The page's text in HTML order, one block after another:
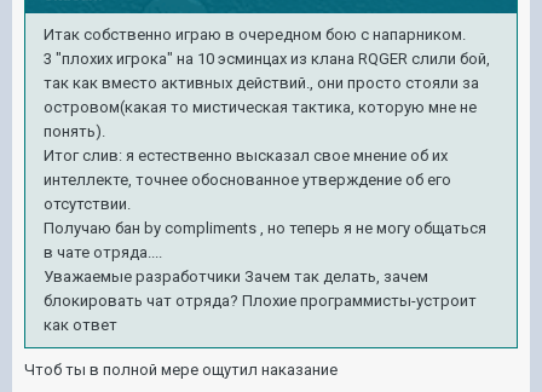
Итак собственно играю в очередном бою с напарником.
3 "плохих игрока" на 10 эсминцах из клана RQGER слили бой,
так как вместо активных действий., они просто стояли за
островом(какая то мистическая тактика, которую мне не
понять).
Итог слив: я естественно высказал свое мнение об их
интеллекте, точнее обоснованное утверждение об его
отсутствии.
Получаю бан by compliments , но теперь я не могу общаться
в чате отряда....
Уважаемые разработчики Зачем так делать, зачем
блокировать чат отряда? Плохие программисты-устроит
как ответ
Чтоб ты в полной мере ощутил наказание